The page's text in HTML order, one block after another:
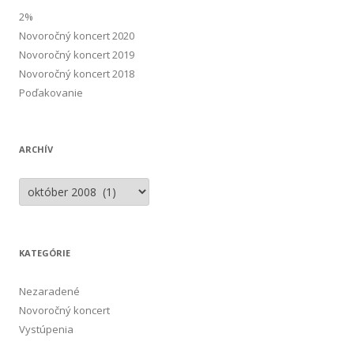
2%
Novoročný koncert 2020
Novoročný koncert 2019
Novoročný koncert 2018
Poďakovanie
ARCHÍV
A
c
KATEGÓRIE
Nezaradené
Novoročný koncert
Vystúpenia